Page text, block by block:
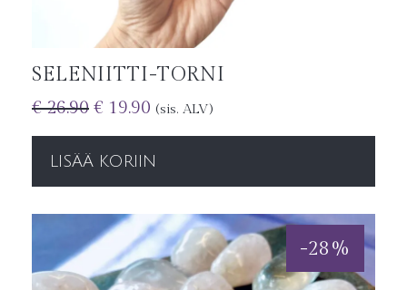
SELENIITTI-TORNI
€26.90 € 19.90 (sis. ALV)
LISÄÄ KORIIN
-28%